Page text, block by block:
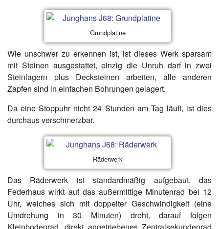
Grundplatine
Wie unschwer zu erkennen ist, ist dieses Werk sparsam
mit Steinen ausgestattet, einzig die Unruh darf in zwei
Steinlagern plus Decksteinen arbeiten, alle anderen
Zapfen sind in einfachen Bohrungen gelagert.
Da eine Stoppuhr nicht 24 Stunden am Tag läuft, ist dies
durchaus verschmerzbar.
Räderwerk
Das Räderwerk ist standardmäßig aufgebaut, das
Federhaus wirkt auf das außermittige Minutenrad bei 12
Uhr, welches sich mit doppelter Geschwindigkeit (eine
Umdrehung in 30 Minuten) dreht, darauf folgen
Kleinbodenrad, direkt angetriebenes Zentralsekundenrad